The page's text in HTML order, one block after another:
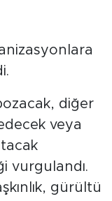
diğer
veya
vurgulandı.
gürültü